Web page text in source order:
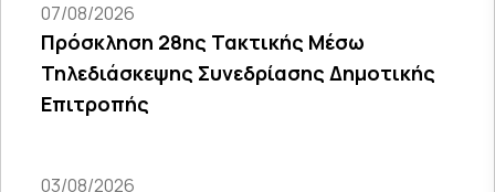
07/08/2026
Πρόσκληση 28ης Τακτικής Μέσω
Τηλεδιάσκεψης Συνεδρίασης Δημοτικής
Επιτροπής
03/08/2026